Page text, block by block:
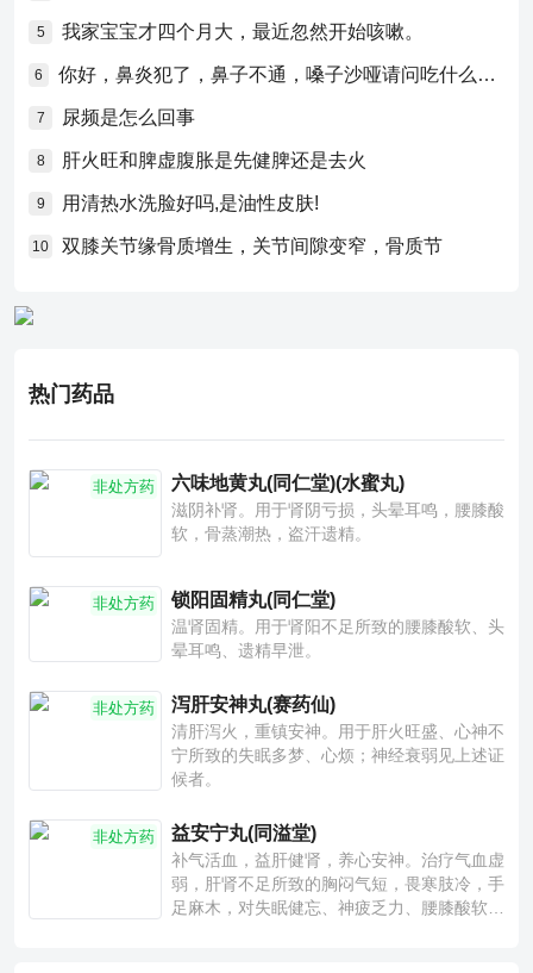
5 我家宝宝才四个月大，最近忽然开始咳嗽。
6 你好，鼻炎犯了，鼻子不通，嗓子沙哑请问吃什么药比较好？
7 尿频是怎么回事
8 肝火旺和脾虚腹胀是先健脾还是去火
9 用清热水洗脸好吗,是油性皮肤!
10 双膝关节缘骨质增生，关节间隙变窄，骨质节
热门药品
非处方药 六味地黄丸(同仁堂)(水蜜丸)
滋阴补肾。用于肾阴亏损，头晕耳鸣，腰膝酸
软，骨蒸潮热，盗汗遗精。
非处方药 锁阳固精丸(同仁堂)
温肾固精。用于肾阳不足所致的腰膝酸软、头
晕耳鸣、遗精早泄。
非处方药 泻肝安神丸(赛药仙)
清肝泻火，重镇安神。用于肝火旺盛、心神不
宁所致的失眠多梦、心烦；神经衰弱见上述证
候者。
非处方药 益安宁丸(同溢堂)
补气活血，益肝健肾，养心安神。治疗气血虚
弱，肝肾不足所致的胸闷气短，畏寒肢冷，手
足麻木，对失眠健忘、神疲乏力、腰膝酸软也